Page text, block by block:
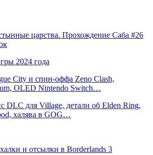
царства. Прохождение Саба #26
2024 года
City и спин-оффа Zeno Clash,
OLED Nintendo Switch…
DLC для Village, детали об Elden Ring,
халява в GOG…
и отсылки в Borderlands 3